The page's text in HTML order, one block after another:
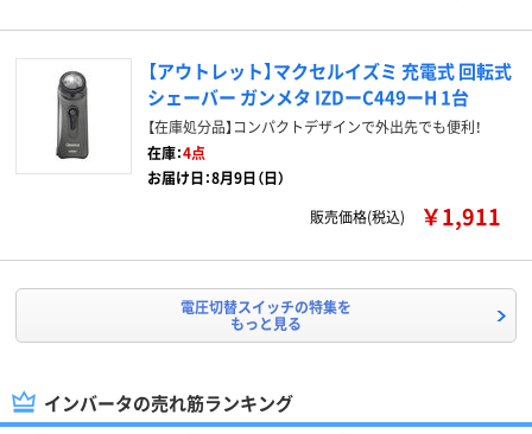
【アウトレット】マクセルイズミ 充電式 回転式
シェーバー ガンメタ IZDーC449ーH 1台
【在庫処分品】コンパクトデザインで外出先でも便利！
在庫：4点
お届け日：8月9日（日）
販売価格(税込)
￥1,911
電圧切替スイッチの特集を
もっと見る
インバータの売れ筋ランキング